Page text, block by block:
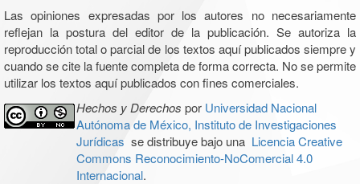
Las opiniones expresadas por los autores no necesariamente
reflejan la postura del editor de la publicación. Se autoriza la
reproducción total o parcial de los textos aquí publicados siempre y
cuando se cite la fuente completa de forma correcta. No se permite
utilizar los textos aquí publicados con fines comerciales.
Hechos y Derechos por Universidad Nacional
Autónoma de México, Instituto de Investigaciones
Jurídicas se distribuye bajo una Licencia Creative
Commons Reconocimiento-NoComercial 4.0
Internacional.